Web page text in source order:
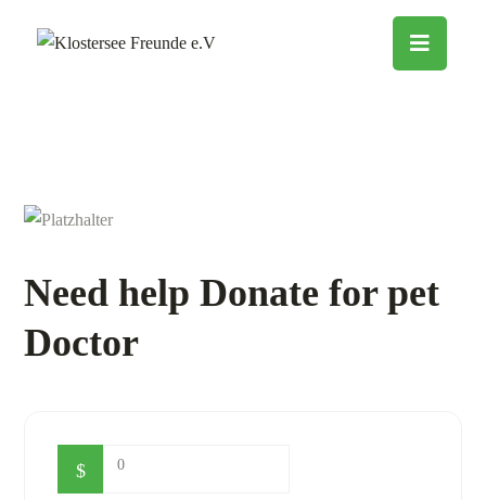
Need help Donate for pet
Doctor
$ 0